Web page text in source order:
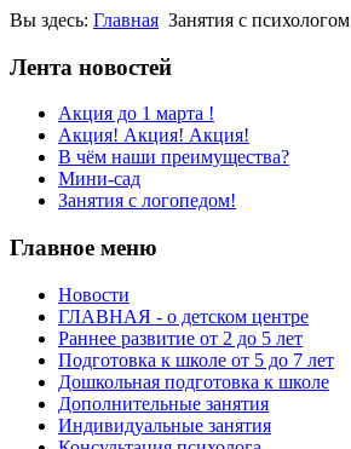
Вы здесь: Главная Занятия с психологом
Лента новостей
Акция до 1 марта !
Акция! Акция! Акция!
В чём наши преимущества?
Мини-сад
Занятия с логопедом!
Главное меню
Новости
ГЛАВНАЯ - о детском центре
Раннее развитие от 2 до 5 лет
Подготовка к школе от 5 до 7 лет
Дошкольная подготовка к школе
Дополнительные занятия
Индивидуальные занятия